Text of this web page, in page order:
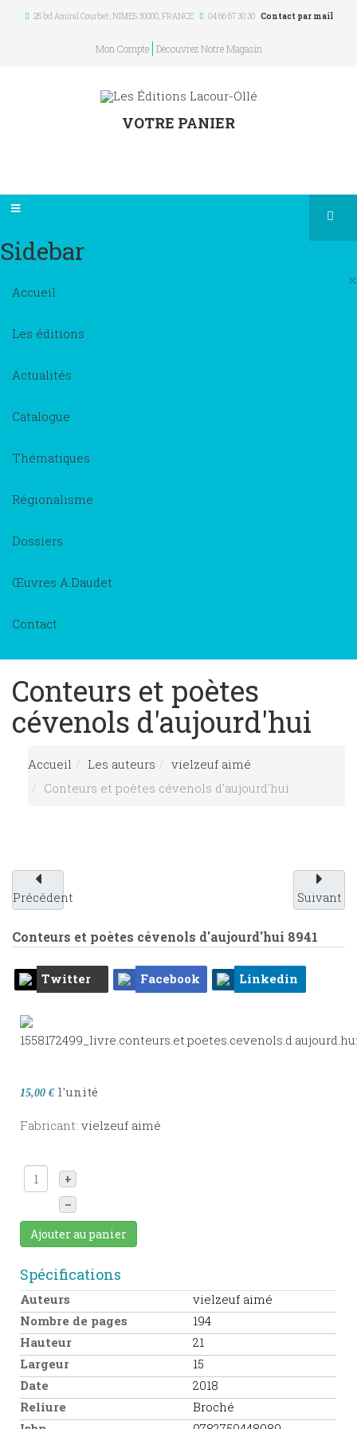
25 bd Amiral Courbet, NIMES 30000,FRANCE 04 66 67 30 30 Contact par mail
Mon Compte Découvrez Notre Magasin
VOTRE PANIER
Sidebar
×
Accueil
Les éditions
Actualités
Catalogue
Thématiques
Régionalisme
Dossiers
Œuvres A.Daudet
Contact
Conteurs et poètes
cévenols d'aujourd'hui
Accueil Les auteurs
vielzeuf aimé
Conteurs et poètes cévenols d'aujourd'hui
Précédent Suivant
Conteurs et poètes cévenols d'aujourd'hui 8941
Twitter Facebook Linkedin
15,00 € l'unité
Fabricant: vielzeuf aimé
+
–
Ajouter au panier
Spécifications
Auteurs
vielzeuf aimé
Nombre de pages
194
Hauteur
21
Largeur
15
Date
2018
Reliure
Broché